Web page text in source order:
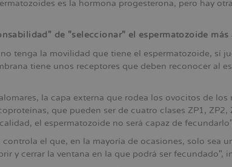
es la hormona progesterona, pero hay
de "seleccionar" el espermatozoide más
tenga la movilidad que tiene el espermatozoide, sí
tiene unos receptores que deben reconocer al
la capa externa que rodea los ovocitos de
que pueden ser de cuatro clases ZP1,
el espermatozoide no será capaz de
el que, en la mayoría de ocasiones, solo sea
y cerrar la ventana en la que podrá ser fecundado",